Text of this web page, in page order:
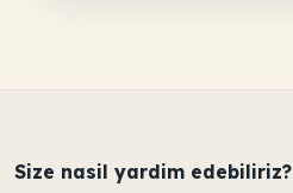
Size nasil yardim edebiliriz?